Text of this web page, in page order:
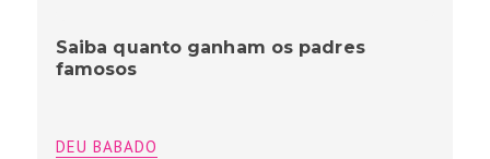
Saiba quanto ganham os padres
famosos
DEU BABADO